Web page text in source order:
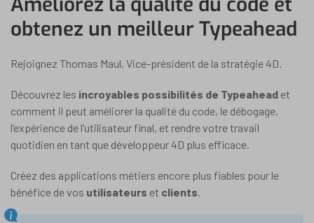
obtenez un meilleur Typeahead
Rejoignez Thomas Maul, Vice-président de la stratégie 4D.
Découvrez les incroyables possibilités de Typeahead et
comment il peut améliorer la qualité du code, le débogage,
l’expérience de l’utilisateur final, et rendre votre travail
quotidien en tant que développeur 4D plus efficace.
Créez des applications métiers encore plus fiables pour le
bénéfice de vos utilisateurs et clients.